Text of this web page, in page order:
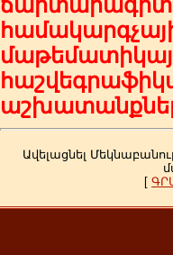
Ավելացնել
[